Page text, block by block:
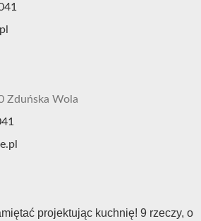
Zduńska Wola
projektując kuchnię! 9 rzeczy, o